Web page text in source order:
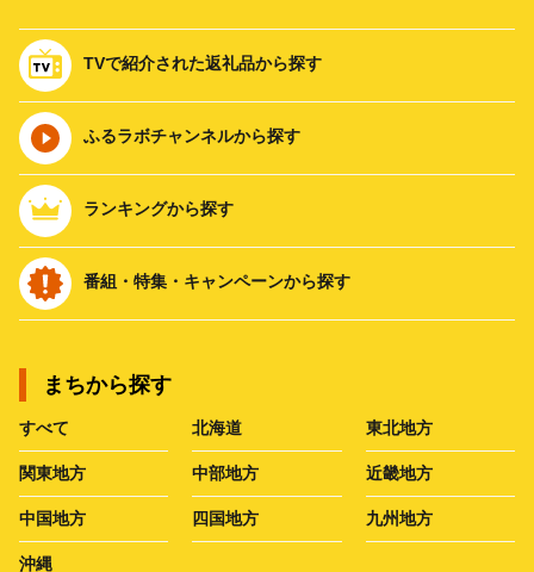
TVで紹介された返礼品から探す
ふるラボチャンネルから探す
ランキングから探す
番組・特集・キャンペーンから探す
まちから探す
すべて 北海道 東北地方
関東地方 中部地方 近畿地方
中国地方 四国地方 九州地方
沖縄